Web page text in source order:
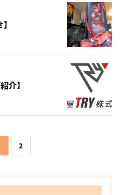
介】
2